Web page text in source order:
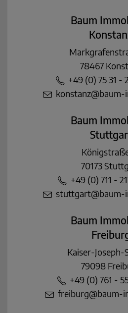
Baum
78467
+49 (0) 75 31 -
konstanz@baum-
Baum
70173
+49 (0) 711 -
stuttgart@baum-
Baum
Kaiser-Joseph-
79098
+49 (0) 761 -
freiburg@baum-